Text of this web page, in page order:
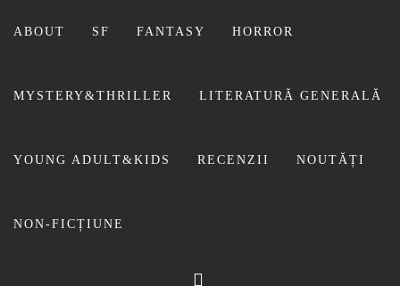
ABOUT SF FANTASY HORROR
MYSTERY&THRILLER LITERATURĂ GENERALĂ
YOUNG ADULT&KIDS RECENZII NOUTĂȚI
NON-FICȚIUNE
BIBLIOTECA LUI